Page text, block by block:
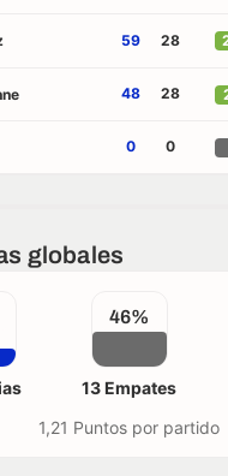
59 28
48 28
0 0
globales
46%
13 Empates
1,21 Puntos por partido